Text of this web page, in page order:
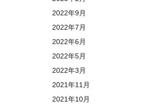
2022年9月
2022年7月
2022年6月
2022年5月
2022年3月
2021年11月
2021年10月